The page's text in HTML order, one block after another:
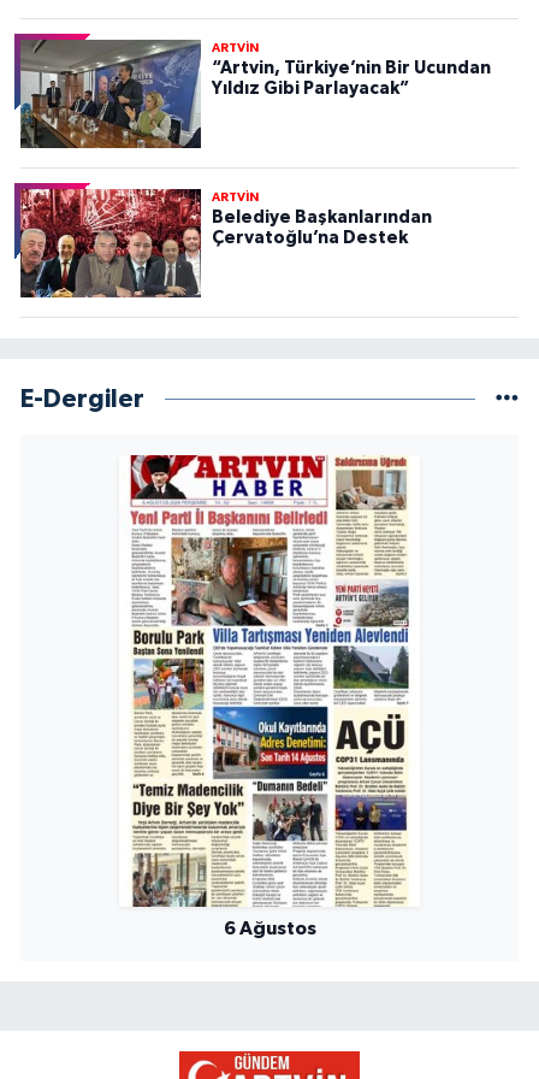
ARTVİN
“Artvin, Türkiye’nin Bir Ucundan
Yıldız Gibi Parlayacak”
ARTVİN
Belediye Başkanlarından
Çervatoğlu’na Destek
E-Dergiler
6 Ağustos